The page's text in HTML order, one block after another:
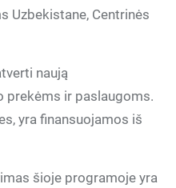
Uzbekistane, Centrinės
naują
prekėms ir paslaugoms.
yra finansuojamos iš
šioje programoje yra